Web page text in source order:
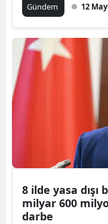
Gündem 12
8 ilde yasa dışı
milyar 600
darbe